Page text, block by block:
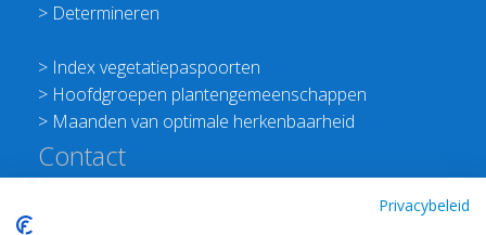
> Determineren
> Index vegetatiepaspoorten
> Hoofdgroepen plantengemeenschappen
> Maanden van optimale herkenbaarheid
Contact
Privacybeleid